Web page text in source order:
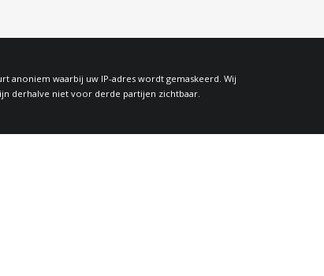
anoniem waarbij uw IP-adres wordt gemaskeerd. Wij
derhalve niet voor derde partijen zichtbaar.